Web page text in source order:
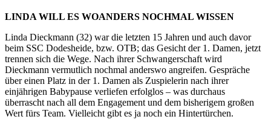
LINDA WILL ES WOANDERS NOCHMAL WISSEN
Linda Dieckmann (32) war die letzten 15 Jahren und auch davor
beim SSC Dodesheide, bzw. OTB; das Gesicht der 1. Damen, jetzt
trennen sich die Wege. Nach ihrer Schwangerschaft wird
Dieckmann vermutlich nochmal anderswo angreifen. Gespräche
über einen Platz in der 1. Damen als Zuspielerin nach ihrer
einjährigen Babypause verliefen erfolglos – was durchaus
überrascht nach all dem Engagement und dem bisherigem großen
Wert fürs Team. Vielleicht gibt es ja noch ein Hintertürchen.